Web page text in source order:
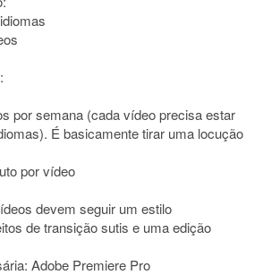
por semana (cada vídeo precisa estar
É basicamente tirar uma locução
por vídeo
devem seguir um estilo
de transição sutis e uma edição
Adobe Premiere Pro